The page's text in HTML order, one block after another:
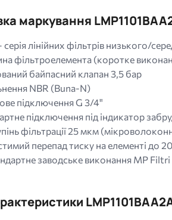
маркування
серія лінійних фільтрів низького/
фільтроелемента (коротке
байпасний клапан 3,5 бар
NBR (Buna-N)
підключення G 3/4"
підключення під індикатор
фільтрації 25 мкм
перепад тиску на елементі до
заводське виконання MP Filtri